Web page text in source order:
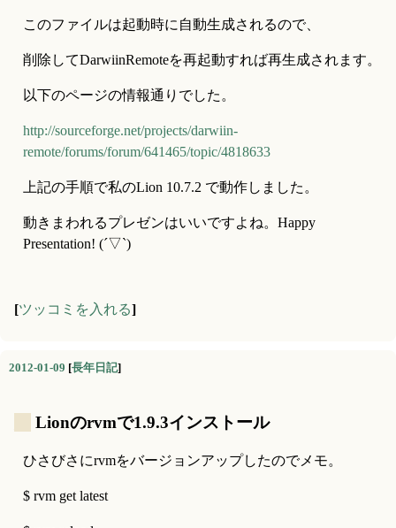
このファイルは起動時に自動生成されるので、
削除してDarwiinRemoteを再起動すれば再生成されます。
以下のページの情報通りでした。
http://sourceforge.net/projects/darwiin-
remote/forums/forum/641465/topic/4818633
上記の手順で私のLion 10.7.2 で動作しました。
動きまわれるプレゼンはいいですよね。Happy
Presentation! (´▽`)
[ツッコミを入れる]
2012-01-09 [長年日記]
Lionのrvmで1.9.3インストール
ひさびさにrvmをバージョンアップしたのでメモ。
$ rvm get latest